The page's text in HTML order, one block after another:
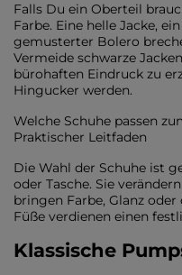
Falls Du ein Oberteil
Farbe. Eine helle Jacke,
gemusterter Bolero
Vermeide schwarze
bürohaften Eindruck zu
Hingucker werden.
Welche Schuhe passen
Praktischer Leitfaden
Die Wahl der Schuhe ist
oder Tasche. Sie
bringen Farbe, Glanz
Füße verdienen einen
Klassische